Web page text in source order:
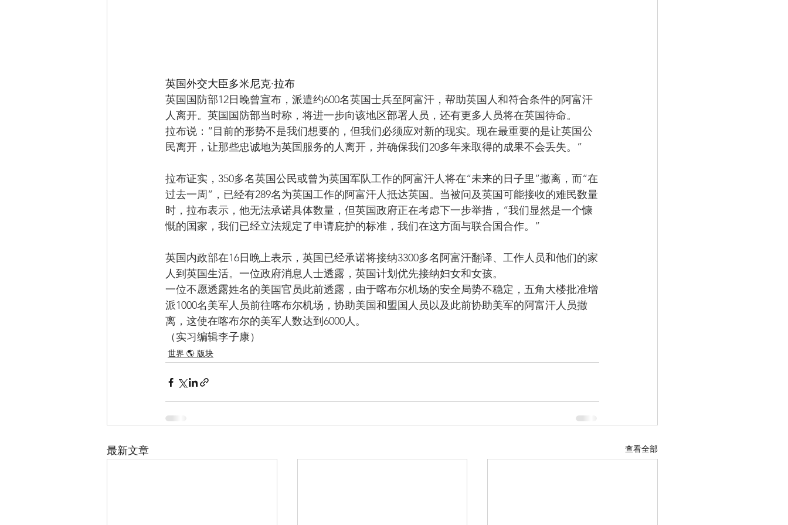
英国外交大臣多米尼克·拉布
英国国防部12日晚曾宣布，派遣约600名英国士兵至阿富汗，帮助英国人和符合条件的阿富汗
人离开。英国国防部当时称，将进一步向该地区部署人员，还有更多人员将在英国待命。
拉布说：“目前的形势不是我们想要的，但我们必须应对新的现实。现在最重要的是让英国公
民离开，让那些忠诚地为英国服务的人离开，并确保我们20多年来取得的成果不会丢失。”
拉布证实，350多名英国公民或曾为英国军队工作的阿富汗人将在“未来的日子里”撤离，而“在
过去一周”，已经有289名为英国工作的阿富汗人抵达英国。当被问及英国可能接收的难民数量
时，拉布表示，他无法承诺具体数量，但英国政府正在考虑下一步举措，“我们显然是一个慷
慨的国家，我们已经立法规定了申请庇护的标准，我们在这方面与联合国合作。”
英国内政部在16日晚上表示，英国已经承诺将接纳3300多名阿富汗翻译、工作人员和他们的家
人到英国生活。一位政府消息人士透露，英国计划优先接纳妇女和女孩。
一位不愿透露姓名的美国官员此前透露，由于喀布尔机场的安全局势不稳定，五角大楼批准增
派1000名美军人员前往喀布尔机场，协助美国和盟国人员以及此前协助美军的阿富汗人员撤
离，这使在喀布尔的美军人数达到6000人。
（实习编辑李子康）
世界 🌎 版块
最新文章 查看全部